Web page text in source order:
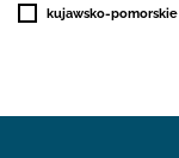
kujawsko-pomorskie